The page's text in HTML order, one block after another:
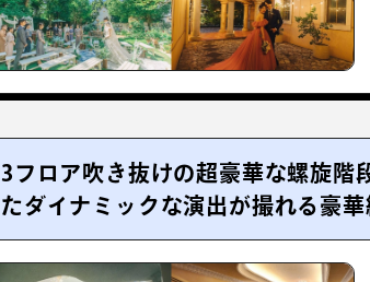
3フロア吹き抜けの超豪華な螺旋階
たダイナミックな演出が撮れる豪